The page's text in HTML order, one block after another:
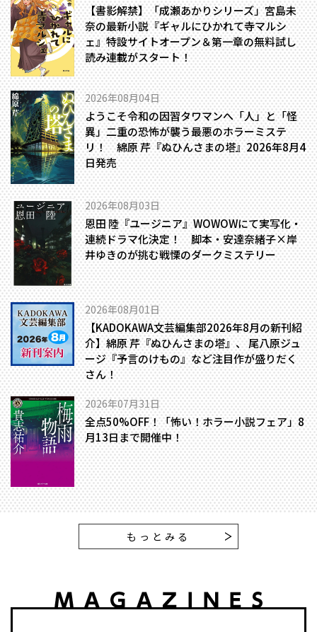
【書影解禁】「成瀬あかりシリーズ」宮島未
奈の最新小説『ギャルにひかれて寺マルシ
ェ』特設サイトオープン＆第一章の無料試し
読み連載がスタート！
2026年08月04日
ようこそ令和の因習タワマンへ――「人」と「怪
異」二重の恐怖が襲う最悪のホラーミステ
リ！ 綿原 芹『ぬひんさまの塔』2026年8月4
日発売
2026年08月03日
恩田 陸『ユージニア』WOWOWにて実写化・
連続ドラマ化決定！ 脚本・安達奈緒子×岸
井ゆきのが挑む戦慄のダークミステリー
2026年08月01日
【KADOKAWA文芸編集部2026年8月の新刊紹
介】綿原 芹『ぬひんさまの塔』、 尾八原ジュ
ージ『予言のけもの』など注目作が盛りだく
さん！
2026年07月31日
全点50%OFF！「怖い！ホラー小説フェア」8
月13日まで開催中！
もっとみる